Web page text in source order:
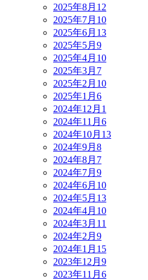
2025年8月 12
2025年7月 10
2025年6月 13
2025年5月 9
2025年4月 10
2025年3月 7
2025年2月 10
2025年1月 6
2024年12月 1
2024年11月 6
2024年10月 13
2024年9月 8
2024年8月 7
2024年7月 9
2024年6月 10
2024年5月 13
2024年4月 10
2024年3月 11
2024年2月 9
2024年1月 15
2023年12月 9
2023年11月 6